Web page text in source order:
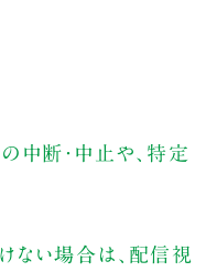
中断・中止や、特定
ない場合は、配信視